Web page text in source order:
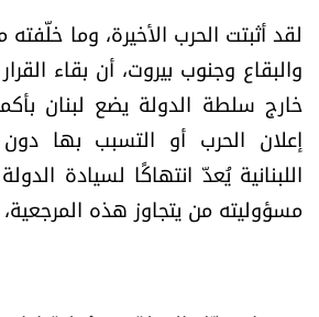
لقد أثبتت الحرب الأخيرة، وما
والبقاع وجنوب بيروت، أن بقاء
خارج سلطة الدولة يضع لبنان
إعلان الحرب أو التسبب بها
اللبنانية يُعدّ انتهاكًا لسيادة
مسؤوليته من يتجاوز هذه المرجعية،